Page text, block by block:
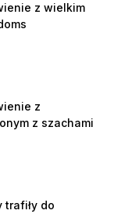
z wielkim
z
z szachami
trafiły do